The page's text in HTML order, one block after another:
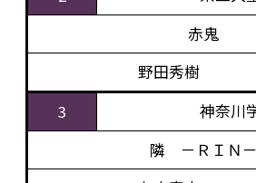
赤鬼
野田秀樹
3
神奈川
隣 －ＲＩＮ－